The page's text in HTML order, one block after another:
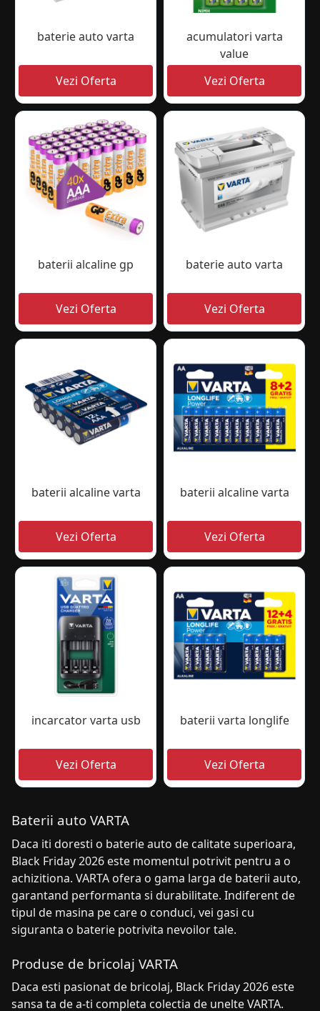
baterie auto varta
acumulatori varta
value
baterii alcaline gp baterie auto varta
baterii alcaline varta baterii alcaline varta
incarcator varta usb baterii varta longlife
Baterii auto VARTA
Daca iti doresti o baterie auto de calitate superioara,
Black Friday 2026 este momentul potrivit pentru a o
achizitiona. VARTA ofera o gama larga de baterii auto,
garantand performanta si durabilitate. Indiferent de
tipul de masina pe care o conduci, vei gasi cu
siguranta o baterie potrivita nevoilor tale.
Produse de bricolaj VARTA
Daca esti pasionat de bricolaj, Black Friday 2026 este
sansa ta de a-ti completa colectia de unelte VARTA.